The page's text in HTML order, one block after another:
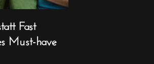
Fast
Must-have